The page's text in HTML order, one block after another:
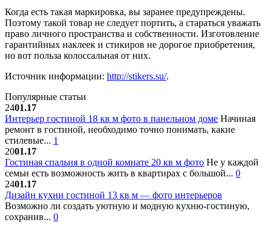
Когда есть такая маркировка, вы заранее предупреждены.
Поэтому такой товар не следует портить, а стараться уважать
право личного пространства и собственности. Изготовление
гарантийных наклеек и стикиров не дорогое приобретения,
но вот польза колоссальная от них.
Источник информации: http://stikers.su/.
Популярные статьи
2401.17
Интерьер гостиной 18 кв м фото в панельном доме Начиная
ремонт в гостиной, необходимо точно понимать, какие
стилевые... 1
2001.17
Гостиная спальня в одной комнате 20 кв м фото Не у каждой
семьи есть возможность жить в квартирах с большой... 0
2401.17
Дизайн кухни гостиной 13 кв м — фото интерьеров
Возможно ли создать уютную и модную кухню-гостиную,
сохранив... 0